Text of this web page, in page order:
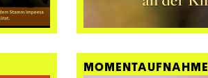
MOMENTAUFNAHME